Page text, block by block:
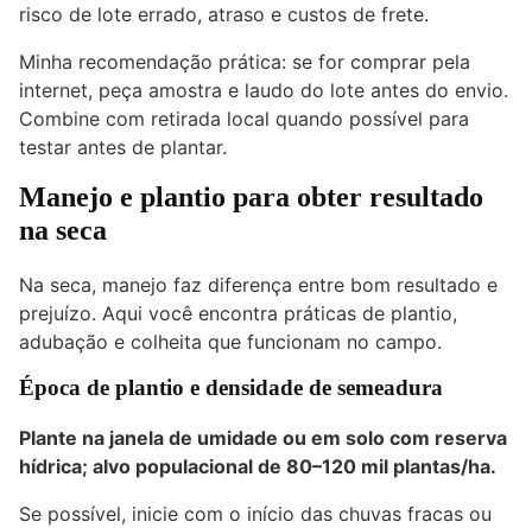
risco de lote errado, atraso e custos de frete.
Minha recomendação prática: se for comprar pela
internet, peça amostra e laudo do lote antes do envio.
Combine com retirada local quando possível para
testar antes de plantar.
Manejo e plantio para obter resultado
na seca
Na seca, manejo faz diferença entre bom resultado e
prejuízo. Aqui você encontra práticas de plantio,
adubação e colheita que funcionam no campo.
Época de plantio e densidade de semeadura
Plante na janela de umidade ou em solo com reserva
hídrica; alvo populacional de 80–120 mil plantas/ha.
Se possível, inicie com o início das chuvas fracas ou